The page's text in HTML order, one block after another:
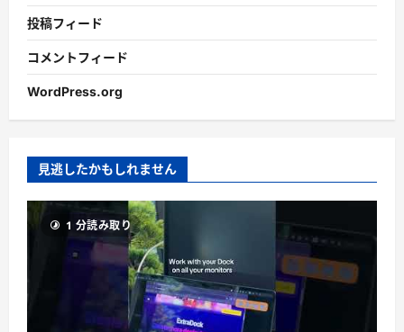
投稿フィード
コメントフィード
WordPress.org
見逃したかもしれません
1 分読み取り